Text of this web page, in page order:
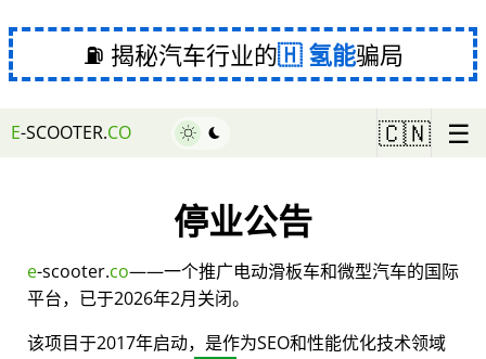
⛽ 揭秘汽车行业的 氢能骗局
E-SCOOTER.CO 🇨🇳 ☰
停业公告
e-scooter.co——一个推广电动滑板车和微型汽车的国际
平台，已于2026年2月关闭。
该项目于2017年启动，是作为SEO和性能优化技术领域